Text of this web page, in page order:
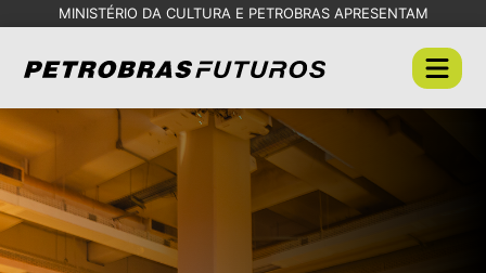
MINISTÉRIO DA CULTURA E PETROBRAS APRESENTAM